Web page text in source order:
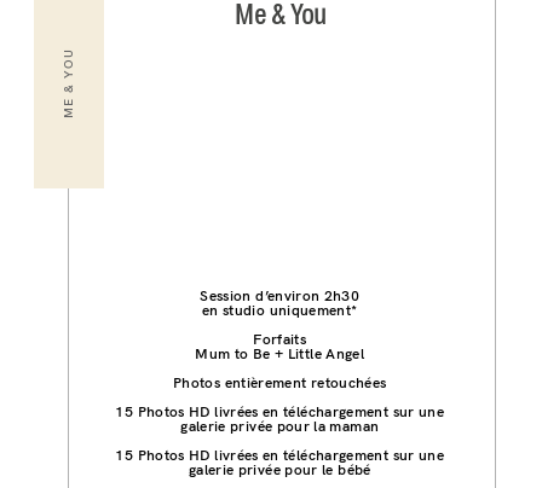
Me & You
ME & YOU
Session d’environ 2h30
en studio uniquement*
Forfaits
Mum to Be + Little Angel
Photos entièrement retouchées
15 Photos HD livrées en téléchargement sur une
galerie privée pour la maman
15 Photos HD livrées en téléchargement sur une
galerie privée pour le bébé